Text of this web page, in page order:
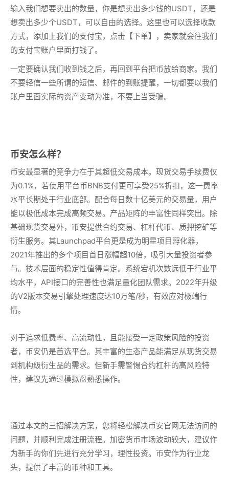
输入我们想要卖出的数量，你是想卖出多少钱的USDT，还是
想卖出多少个USDT，可以自由的选择。这里也可以选择收款
方式，添加上我们的支付宝，点击【下单】，卖家就会往我们
的支付宝账户里面打钱了。
一定要确认我们收到钱之后，再回到平台把币放给商家。我们
不要轻信一些所谓的短信、邮件的到账提醒，一切都要以我们
账户里面实际的资产变动为准，不要上当受骗。
币安怎么样？
币安最显著的竞争力在于其超低交易成本。现货交易手续费仅
为0.1%，若使用平台币BNB支付更可享受25%折扣，这一费率
水平长期处于行业底部。配合每日数十亿美元的交易量，用户
能以极低成本完成高频交易。产品矩阵的丰富性同样突出。除
基础现货交易外，币安提供合约交易、杠杆代币、质押挖矿等
衍生服务。其Launchpad平台更是成为明星项目孵化器，
2021年推出的多个项目首日涨幅超10倍，吸引大量投资者参
与。技术层面的稳定性值得肯定。系统宕机次数远低于行业平
均水平，API接口的完善性也满足量化团队需求。2022年升级
的V2版本交易引擎处理速度达10万笔/秒，有效应对极端行
情。
对于追求低费率、高流动性，且能接受一定政策风险的投资
者，币安仍是首选平台。其丰富的生态产品能满足从现货交易
到机构级衍生品的需求。但新手需警惕合约杠杆的高风险特
性，建议先通过模拟盘熟悉操作。
通过本文的三招解决方案，您将轻松解决币安官网无法访问的
问题，并顺利完成注册流程。加密货币市场波动较大，建议作
为新手的你们先进行充分学习，理性投资。币安作为行业龙
头，提供了丰富的币种和工具。